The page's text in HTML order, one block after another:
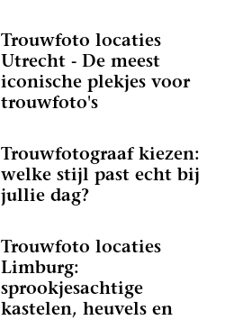
Trouwfoto locaties
Utrecht - De meest
iconische plekjes voor
trouwfoto's
Trouwfotograaf kiezen:
welke stijl past echt bij
jullie dag?
Trouwfoto locaties
Limburg:
sprookjesachtige
kastelen, heuvels en